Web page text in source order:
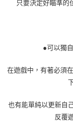
只要決定好瞄準的
●可以獨
在遊戲中，有著必須
也有能單純以更新自
反覆